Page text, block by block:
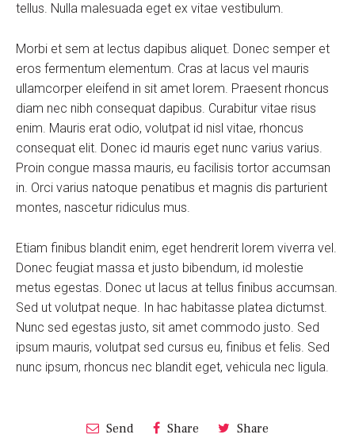
tellus. Nulla malesuada eget ex vitae vestibulum.
Morbi et sem at lectus dapibus aliquet. Donec semper et
eros fermentum elementum. Cras at lacus vel mauris
ullamcorper eleifend in sit amet lorem. Praesent rhoncus
diam nec nibh consequat dapibus. Curabitur vitae risus
enim. Mauris erat odio, volutpat id nisl vitae, rhoncus
consequat elit. Donec id mauris eget nunc varius varius.
Proin congue massa mauris, eu facilisis tortor accumsan
in. Orci varius natoque penatibus et magnis dis parturient
montes, nascetur ridiculus mus.
Etiam finibus blandit enim, eget hendrerit lorem viverra vel.
Donec feugiat massa et justo bibendum, id molestie
metus egestas. Donec ut lacus at tellus finibus accumsan.
Sed ut volutpat neque. In hac habitasse platea dictumst.
Nunc sed egestas justo, sit amet commodo justo. Sed
ipsum mauris, volutpat sed cursus eu, finibus et felis. Sed
nunc ipsum, rhoncus nec blandit eget, vehicula nec ligula.
Send Share Share